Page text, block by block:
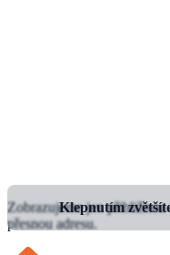
Klepnutím
Zobrazujeme jen
přesnou adresu.